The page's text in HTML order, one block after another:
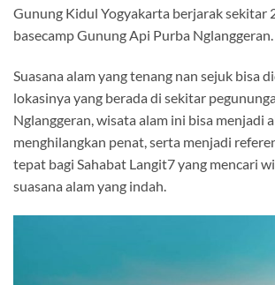
Gunung Kidul Yogyakarta berjarak sekitar
basecamp Gunung Api Purba Nglanggeran.
Suasana alam yang tenang nan sejuk bisa
lokasinya yang berada di sekitar
Nglanggeran, wisata alam ini bisa menjadi
menghilangkan penat, serta menjadi
tepat bagi Sahabat Langit7 yang mencari
suasana alam yang indah.